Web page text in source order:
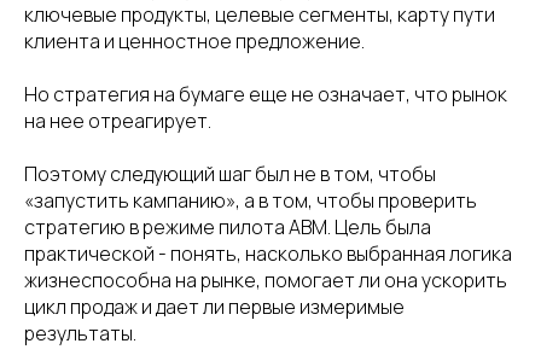
ключевые продукты, целевые сегменты, карту пути
клиента и ценностное предложение.
Но стратегия на бумаге еще не означает, что рынок
на нее отреагирует.
Поэтому следующий шаг был не в том, чтобы
«запустить кампанию», а в том, чтобы проверить
стратегию в режиме пилота ABM. Цель была
практической - понять, насколько выбранная логика
жизнеспособна на рынке, помогает ли она ускорить
цикл продаж и дает ли первые измеримые
результаты.